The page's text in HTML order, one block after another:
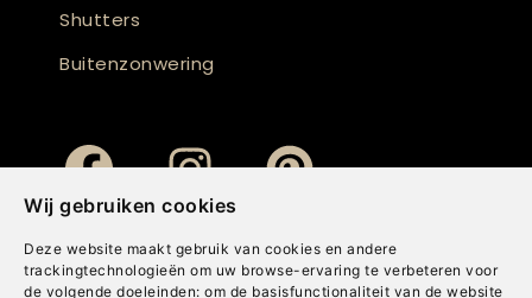
Wij gebruiken cookies
Deze website maakt gebruik van cookies en andere
trackingtechnologieën om uw browse-ervaring te verbeteren voor
de volgende doeleinden: om de basisfunctionaliteit van de website
Shutters
Buitenzonwering